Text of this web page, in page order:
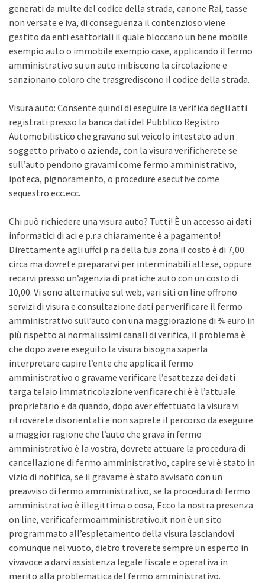
generati da multe del codice della strada, canone Rai, tasse
non versate e iva, di conseguenza il contenzioso viene
gestito da enti esattoriali il quale bloccano un bene mobile
esempio auto o immobile esempio case, applicando il fermo
amministrativo su un auto inibiscono la circolazione e
sanzionano coloro che trasgrediscono il codice della strada.
Visura auto: Consente quindi di eseguire la verifica degli atti
registrati presso la banca dati del Pubblico Registro
Automobilistico che gravano sul veicolo intestato ad un
soggetto privato o azienda, con la visura verificherete se
sull’auto pendono gravami come fermo amministrativo,
ipoteca, pignoramento, o procedure esecutive come
sequestro ecc.ecc.
Chi può richiedere una visura auto? Tutti! È un accesso ai dati
informatici di aci e p.r.a chiaramente è a pagamento!
Direttamente agli uffci p.r.a della tua zona il costo è di 7,00
circa ma dovrete prepararvi per interminabili attese, oppure
recarvi presso un’agenzia di pratiche auto con un costo di
10,00. Vi sono alternative sul web, vari siti on line offrono
servizi di visura e consultazione dati per verificare il fermo
amministrativo sull’auto con una maggiorazione di ¾ euro in
più rispetto ai normalissimi canali di verifica, il problema è
che dopo avere eseguito la visura bisogna saperla
interpretare capire l’ente che applica il fermo
amministrativo o gravame verificare l’esattezza dei dati
targa telaio immatricolazione verificare chi è è l’attuale
proprietario e da quando, dopo aver effettuato la visura vi
ritroverete disorientati e non saprete il percorso da eseguire
a maggior ragione che l’auto che grava in fermo
amministrativo è la vostra, dovrete attuare la procedura di
cancellazione di fermo amministrativo, capire se vi è stato in
vizio di notifica, se il gravame è stato avvisato con un
preavviso di fermo amministrativo, se la procedura di fermo
amministrativo è illegittima o cosa, Ecco la nostra presenza
on line, verificafermoamministrativo.it non è un sito
programmato all’espletamento della visura lasciandovi
comunque nel vuoto, dietro troverete sempre un esperto in
vivavoce a darvi assistenza legale fiscale e operativa in
merito alla problematica del fermo amministrativo.